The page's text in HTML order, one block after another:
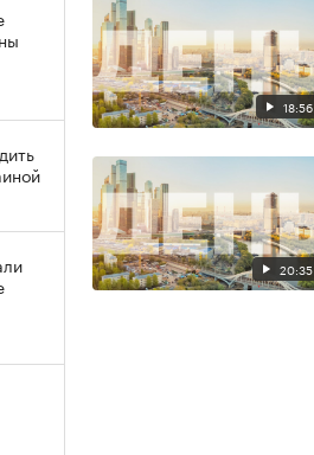
18:56
20:35